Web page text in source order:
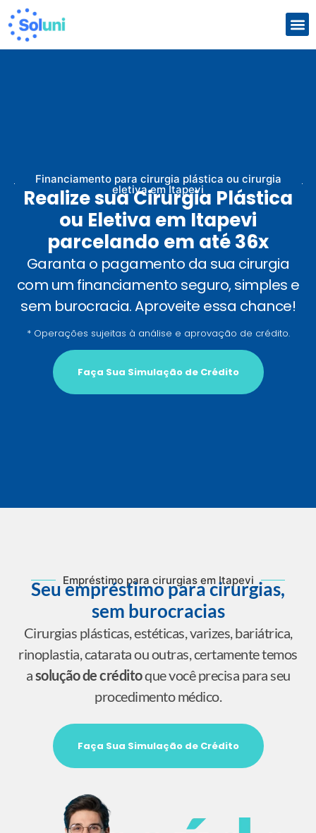
Financiamento para cirurgia plástica ou cirurgia
eletiva em Itapevi
Realize sua Cirurgia Plástica
ou Eletiva em Itapevi
parcelando em até 36x
Garanta o pagamento da sua cirurgia
com um financiamento seguro, simples e
sem burocracia. Aproveite essa chance!
* Operações sujeitas à análise e aprovação de crédito.
Faça Sua Simulação de Crédito
Empréstimo para cirurgias em Itapevi
Seu empréstimo para cirurgias,
sem burocracias
Cirurgias plásticas, estéticas, varizes, bariátrica,
rinoplastia, catarata ou outras, certamente temos
asolução de créditoque você precisa para seu
procedimento médico.
Faça Sua Simulação de Crédito